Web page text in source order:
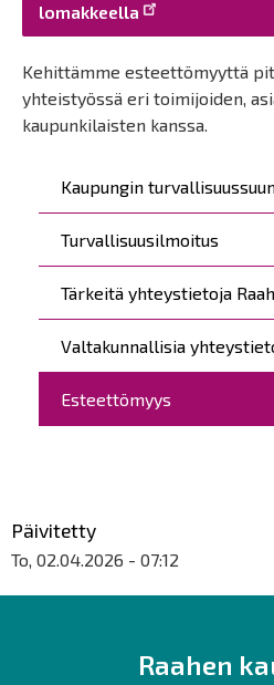
Päävalikko
Kaupungin
Turvallisuusilmoitus
Tärkeitä yhteystietoja
Valtakunnallisia
Esteettömyys
lomakkeella
Kehittämme esteettömyyttä
yhteistyössä eri toimijoiden,
kaupunkilaisten kanssa.
Päivitetty
To, 02.04.2026 - 07:12
Raahen